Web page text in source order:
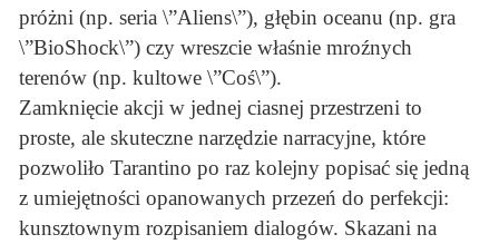
próżni (np. seria \”Aliens\”), głębin oceanu (np. gra
\”BioShock\”) czy wreszcie właśnie mroźnych
terenów (np. kultowe \”Coś\”).
Zamknięcie akcji w jednej ciasnej przestrzeni to
proste, ale skuteczne narzędzie narracyjne, które
pozwoliło Tarantino po raz kolejny popisać się jedną
z umiejętności opanowanych przezeń do perfekcji:
kunsztownym rozpisaniem dialogów. Skazani na